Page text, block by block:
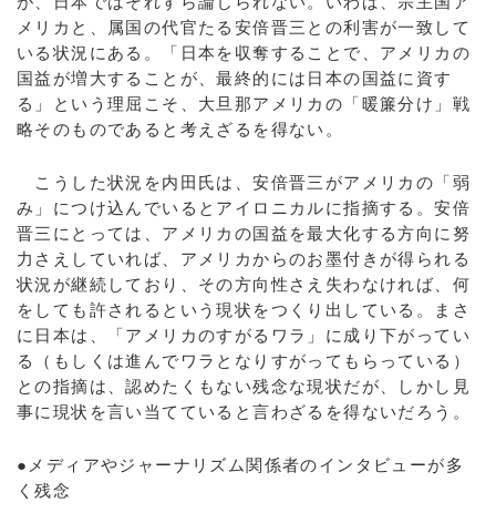
メリカと、属国の代官たる安倍晋三との利害が一致して
いる状況にある。「日本を収奪することで、アメリカの
国益が増大することが、最終的には日本の国益に資す
る」という理屈こそ、大旦那アメリカの「暖簾分け」戦
略そのものであると考えざるを得ない。
こうした状況を内田氏は、安倍晋三がアメリカの「弱
み」につけ込んでいるとアイロニカルに指摘する。安倍
晋三にとっては、アメリカの国益を最大化する方向に努
力さえしていれば、アメリカからのお墨付きが得られる
状況が継続しており、その方向性さえ失わなければ、何
をしても許されるという現状をつくり出している。まさ
に日本は、「アメリカのすがるワラ」に成り下がってい
る（もしくは進んでワラとなりすがってもらっている）
との指摘は、認めたくもない残念な現状だが、しかし見
事に現状を言い当てていると言わざるを得ないだろう。
●メディアやジャーナリズム関係者のインタビューが多
く残念